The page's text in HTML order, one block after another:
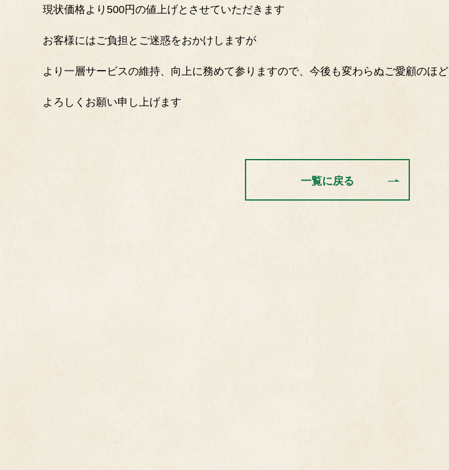
現状価格より500円の値上げとさせていただきます
お客様にはご負担とご迷惑をおかけしますが
より一層サービスの維持、向上に務めて参りますので、今後も変わらぬご愛顧のほど
よろしくお願い申し上げます
一覧に戻る